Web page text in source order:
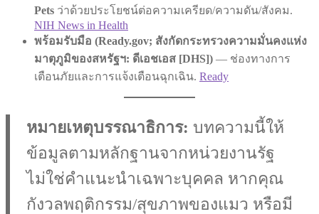
Pets ว่าด้วยประโยชน์ต่อความเครียด/ความดัน/สังคม.
NIH News in Health
พร้อมรับมือ (Ready.gov; สังกัดกระทรวงความมั่นคงแห่ง
มาตุภูมิของสหรัฐฯ: ดีเอชเอส [DHS]) — ช่องทางการ
เตือนภัยและการแจ้งเตือนฉุกเฉิน. Ready
หมายเหตุบรรณาธิการ: บทความนี้ให้
ข้อมูลตามหลักฐานจากหน่วยงานรัฐ
ไม่ใช่คำแนะนำเฉพาะบุคคล หากคุณ
กังวลพฤติกรรม/สุขภาพของแมว หรือมี